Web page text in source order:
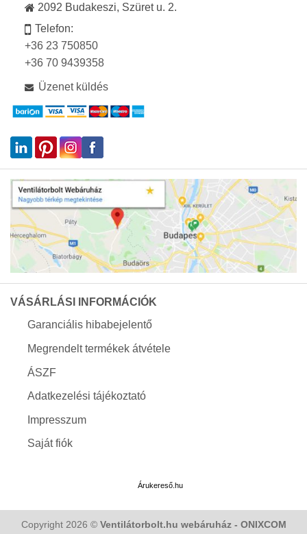
2092 Budakeszi, Szüret u. 2.
Telefon:
+36 23 750850
+36 70 9439358
Üzenet küldés
VÁSÁRLÁSI INFORMÁCIÓK
Garanciális hibabejelentő
Megrendelt termékek átvétele
ÁSZF
Adatkezelési tájékoztató
Impresszum
Saját fiók
Árukereső.hu
Copyright 2026 © Ventilátorbolt.hu webáruház - ONIXCOM